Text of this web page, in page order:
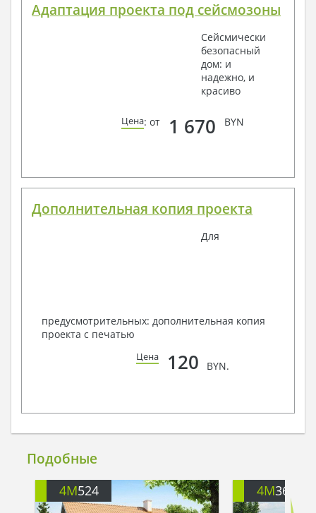
Адаптация проекта под сейсмозоны
Сейсмически
безопасный
дом: и
надежно, и
красиво
Цена: от 1 670 BYN
Дополнительная копия проекта
Для
предусмотрительных: дополнительная копия
проекта с печатью
Цена 120 BYN.
Подобные
4M524 4M368